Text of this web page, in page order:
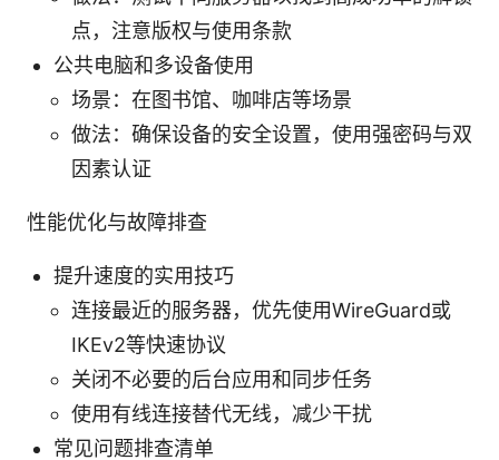
点，注意版权与使用条款
公共电脑和多设备使用
场景：在图书馆、咖啡店等场景
做法：确保设备的安全设置，使用强密码与双
因素认证
性能优化与故障排查
提升速度的实用技巧
连接最近的服务器，优先使用WireGuard或
IKEv2等快速协议
关闭不必要的后台应用和同步任务
使用有线连接替代无线，减少干扰
常见问题排查清单